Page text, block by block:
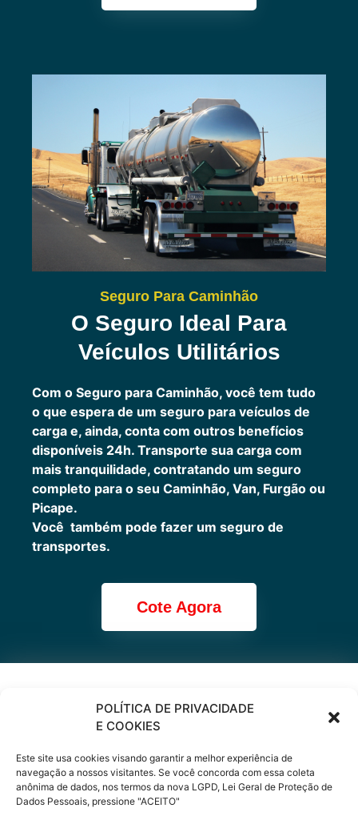
POLÍTICA DE PRIVACIDADE
E COOKIES
Este site usa cookies visando garantir a melhor experiência de
navegação a nossos visitantes. Se você concorda com essa coleta
anônima de dados, nos termos da nova LGPD, Lei Geral de Proteção de
Dados Pessoais, pressione "ACEITO"
Seguro Para Caminhão
O Seguro Ideal Para
Veículos Utilitários
Com o Seguro para Caminhão, você tem tudo
o que espera de um seguro para veículos de
carga e, ainda, conta com outros benefícios
disponíveis 24h. Transporte sua carga com
mais tranquilidade, contratando um seguro
completo para o seu Caminhão, Van, Furgão ou
Picape.
Você também pode fazer um seguro de
transportes.
Cote Agora
Cote online ou
peça via
WhatsApp